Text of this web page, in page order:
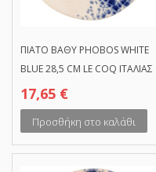
ΠΙΑΤΟ ΒΑΘΥ PHOBOS WHITE
BLUE 28,5 CM LE COQ ΙΤΑΛΙΑΣ
17,65 €
Προσθήκη στο καλάθι